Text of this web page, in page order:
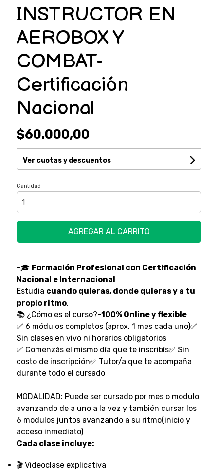
INSTRUCTOR EN
AEROBOX Y
COMBAT-
Certificación
Nacional
$60.000,00
Ver cuotas y descuentos
Cantidad
AGREGAR AL CARRITO
-🎓 Formación Profesional con Certificación
Nacional e Internacional
Estudia cuando quieras, donde quieras y a tu
propio ritmo.
📚 ¿Cómo es el curso?-100% Online y flexible
✅ 6 módulos completos (aprox. 1 mes cada uno)✅
Sin clases en vivo ni horarios obligatorios
✅ Comenzás el mismo día que te inscribís✅ Sin
costo de inscripción✅ Tutor/a que te acompaña
durante todo el cursado
MODALIDAD: Puede ser cursado por mes o modulo
avanzando de a uno a la vez y también cursar los
6 modulos juntos avanzando a su ritmo(inicio y
acceso inmediato)
Cada clase incluye:
🎬 Videoclase explicativa